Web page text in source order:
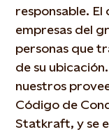
responsable. El
empresas del
personas que
de su
nuestros
Código de
Statkraft, y se